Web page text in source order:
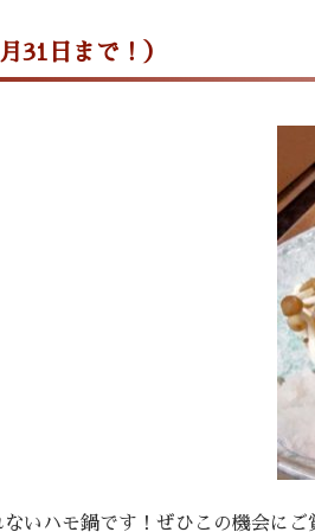
31日まで！）
いハモ鍋です！ぜひこの機会にご